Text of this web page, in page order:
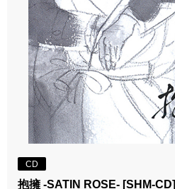
CD
抱擁 -SATIN ROSE- [SHM-CD]